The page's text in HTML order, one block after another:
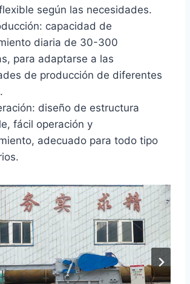
según las necesidades.
capacidad de
diaria de 30-300
para adaptarse a las
de producción de diferentes
diseño de estructura
fácil operación y
adecuado para todo tipo